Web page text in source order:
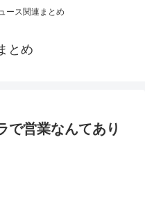
ース関連まとめ
とめ
で営業なんてあり